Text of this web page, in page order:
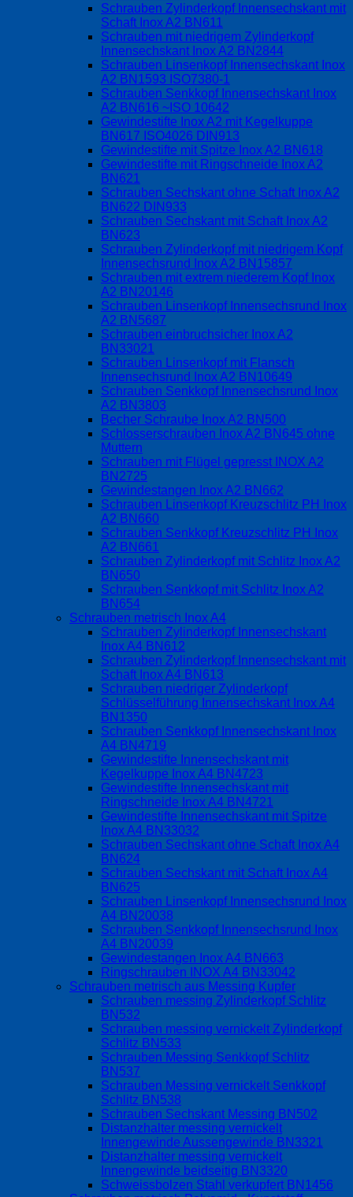
Schrauben Zylinderkopf Innensechskant mit
Schaft Inox A2 BN611
Schrauben mit niedrigem Zylinderkopf
Innensechskant Inox A2 BN2844
Schrauben Linsenkopf Innensechskant Inox
A2 BN1593 ISO7380-1
Schrauben Senkkopf Innensechskant Inox
A2 BN616 ~ISO 10642
Gewindestifte Inox A2 mit Kegelkuppe
BN617 ISO4026 DIN913
Gewindestifte mit Spitze Inox A2 BN618
Gewindestifte mit Ringschneide Inox A2
BN621
Schrauben Sechskant ohne Schaft Inox A2
BN622 DIN933
Schrauben Sechskant mit Schaft Inox A2
BN623
Schrauben Zylinderkopf mit niedrigem Kopf
Innensechsrund Inox A2 BN15857
Schrauben mit extrem niederem Kopf Inox
A2 BN20146
Schrauben Linsenkopf Innensechsrund Inox
A2 BN5687
Schrauben einbruchsicher Inox A2
BN33021
Schrauben Linsenkopf mit Flansch
Innensechsrund Inox A2 BN10649
Schrauben Senkkopf Innensechsrund Inox
A2 BN3803
Becher Schraube Inox A2 BN500
Schlosserschrauben Inox A2 BN645 ohne
Muttern
Schrauben mit Flügel gepresst INOX A2
BN2725
Gewindestangen Inox A2 BN662
Schrauben Linsenkopf Kreuzschlitz PH Inox
A2 BN660
Schrauben Senkkopf Kreuzschlitz PH Inox
A2 BN661
Schrauben Zylinderkopf mit Schlitz Inox A2
BN650
Schrauben Senkkopf mit Schlitz Inox A2
BN654
Schrauben metrisch Inox A4
Schrauben Zylinderkopf Innensechskant
Inox A4 BN612
Schrauben Zylinderkopf Innensechskant mit
Schaft Inox A4 BN613
Schrauben niedriger Zylinderkopf
Schlüsselführung Innensechskant Inox A4
BN1350
Schrauben Senkkopf Innensechskant Inox
A4 BN4719
Gewindestifte Innensechskant mit
Kegelkuppe Inox A4 BN4723
Gewindestifte Innensechskant mit
Ringschneide Inox A4 BN4721
Gewindestifte Innensechskant mit Spitze
Inox A4 BN33032
Schrauben Sechskant ohne Schaft Inox A4
BN624
Schrauben Sechskant mit Schaft Inox A4
BN625
Schrauben Linsenkopf Innensechsrund Inox
A4 BN20038
Schrauben Senkkopf Innensechsrund Inox
A4 BN20039
Gewindestangen Inox A4 BN663
Ringschrauben INOX A4 BN33042
Schrauben metrisch aus Messing Kupfer
Schrauben messing Zylinderkopf Schlitz
BN532
Schrauben messing vernickelt Zylinderkopf
Schlitz BN533
Schrauben Messing Senkkopf Schlitz
BN537
Schrauben Messing vernickelt Senkkopf
Schlitz BN538
Schrauben Sechskant Messing BN502
Distanzhalter messing vernickelt
Innengewinde Aussengewinde BN3321
Distanzhalter messing vernickelt
Innengewinde beidseitig BN3320
Schweissbolzen Stahl verkupfert BN1456